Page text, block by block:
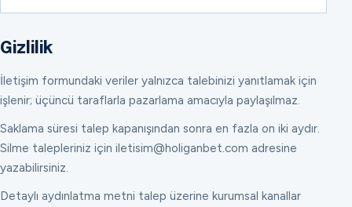
Gizlilik
İletişim formundaki veriler yalnızca talebinizi yanıtlamak için
işlenir; üçüncü taraflarla pazarlama amacıyla paylaşılmaz.
Saklama süresi talep kapanışından sonra en fazla on iki aydır.
Silme talepleriniz için iletisim@holiganbet.com adresine
yazabilirsiniz.
Detaylı aydınlatma metni talep üzerine kurumsal kanallar